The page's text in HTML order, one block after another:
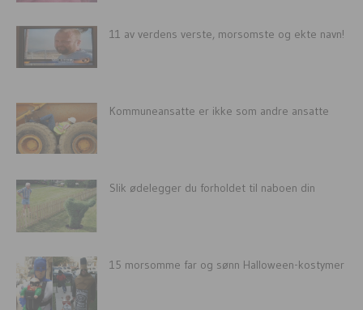
11 av verdens verste, morsomste og ekte navn!
Kommuneansatte er ikke som andre ansatte
Slik ødelegger du forholdet til naboen din
15 morsomme far og sønn Halloween-kostymer